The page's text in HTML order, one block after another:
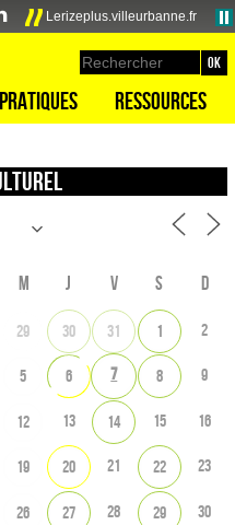
Lerizeplus.villeurbanne.fr
Ressources
M J V S D
29 30 31 1 2
5 6 7 8 9
12 13 14 15 16
19 20 21 22 23
26 27 28 29 30